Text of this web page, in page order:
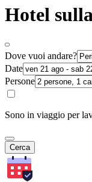
Hotel
Dove vuoi andare?
Date
Persone
Sono in viaggio per
Cerca